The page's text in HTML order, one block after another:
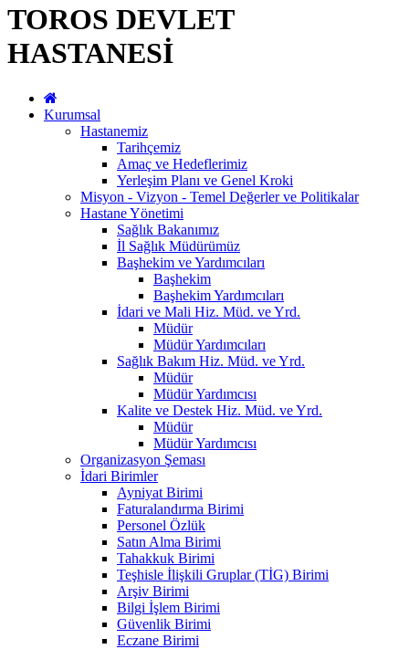
TOROS DEVLET
HASTANESİ
Kurumsal
Hastanemiz
Tarihçemiz
Amaç ve Hedeflerimiz
Yerleşim Planı ve Genel Kroki
Misyon - Vizyon - Temel Değerler ve Politikalar
Hastane Yönetimi
Sağlık Bakanımız
İl Sağlık Müdürümüz
Başhekim ve Yardımcıları
Başhekim
Başhekim Yardımcıları
İdari ve Mali Hiz. Müd. ve Yrd.
Müdür
Müdür Yardımcıları
Sağlık Bakım Hiz. Müd. ve Yrd.
Müdür
Müdür Yardımcısı
Kalite ve Destek Hiz. Müd. ve Yrd.
Müdür
Müdür Yardımcısı
Organizasyon Şeması
İdari Birimler
Ayniyat Birimi
Faturalandırma Birimi
Personel Özlük
Satın Alma Birimi
Tahakkuk Birimi
Teşhisle İlişkili Gruplar (TİG) Birimi
Arşiv Birimi
Bilgi İşlem Birimi
Güvenlik Birimi
Eczane Birimi